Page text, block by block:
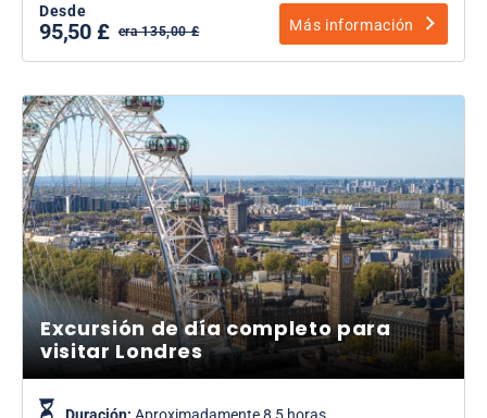
Desde
95,50 £ era 135,00 £ Más información
Excursión de día completo para
visitar Londres
Duración: Aproximadamente 8,5 horas